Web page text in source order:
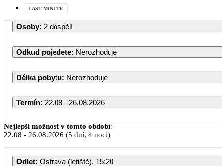
LAST MINUTE
Osoby: 2 dospělí
Odkud pojedete: Nerozhoduje
Délka pobytu: Nerozhoduje
Termín: 22.08 - 26.08.2026
Nejlepší možnost v tomto období:
22.08 - 26.08.2026 (5 dní, 4 noci)
Odlet: Ostrava (letiště), 15:20